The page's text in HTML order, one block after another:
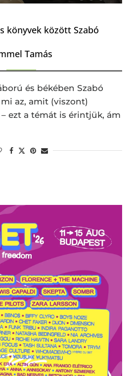
könyvek között Szabó
Tamás
és békében Szabó
az, amit (viszont)
ezt a témát is érintjük, ám